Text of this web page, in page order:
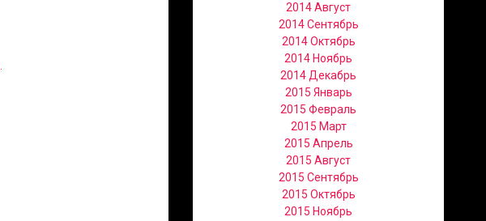
2014 Август
2014 Сентябрь
2014 Октябрь
2014 Ноябрь
2014 Декабрь
2015 Январь
2015 Февраль
2015 Март
2015 Апрель
2015 Август
2015 Сентябрь
2015 Октябрь
2015 Ноябрь